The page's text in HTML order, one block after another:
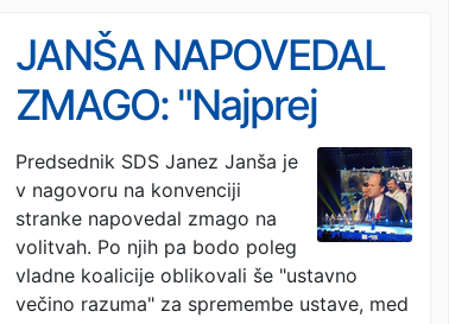
JANŠA NAPOVEDAL
ZMAGO: "Najprej
bomo zgradili nazaj,
kar so dobrega
porušili" (VIDEO)
Predsednik SDS Janez Janša je
v nagovoru na konvenciji
stranke napovedal zmago na
volitvah. Po njih pa bodo poleg
vladne koalicije oblikovali še "ustavno
večino razuma" za spremembe ustave, med